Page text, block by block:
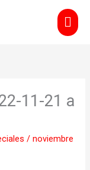
11-21 a
/noviembre